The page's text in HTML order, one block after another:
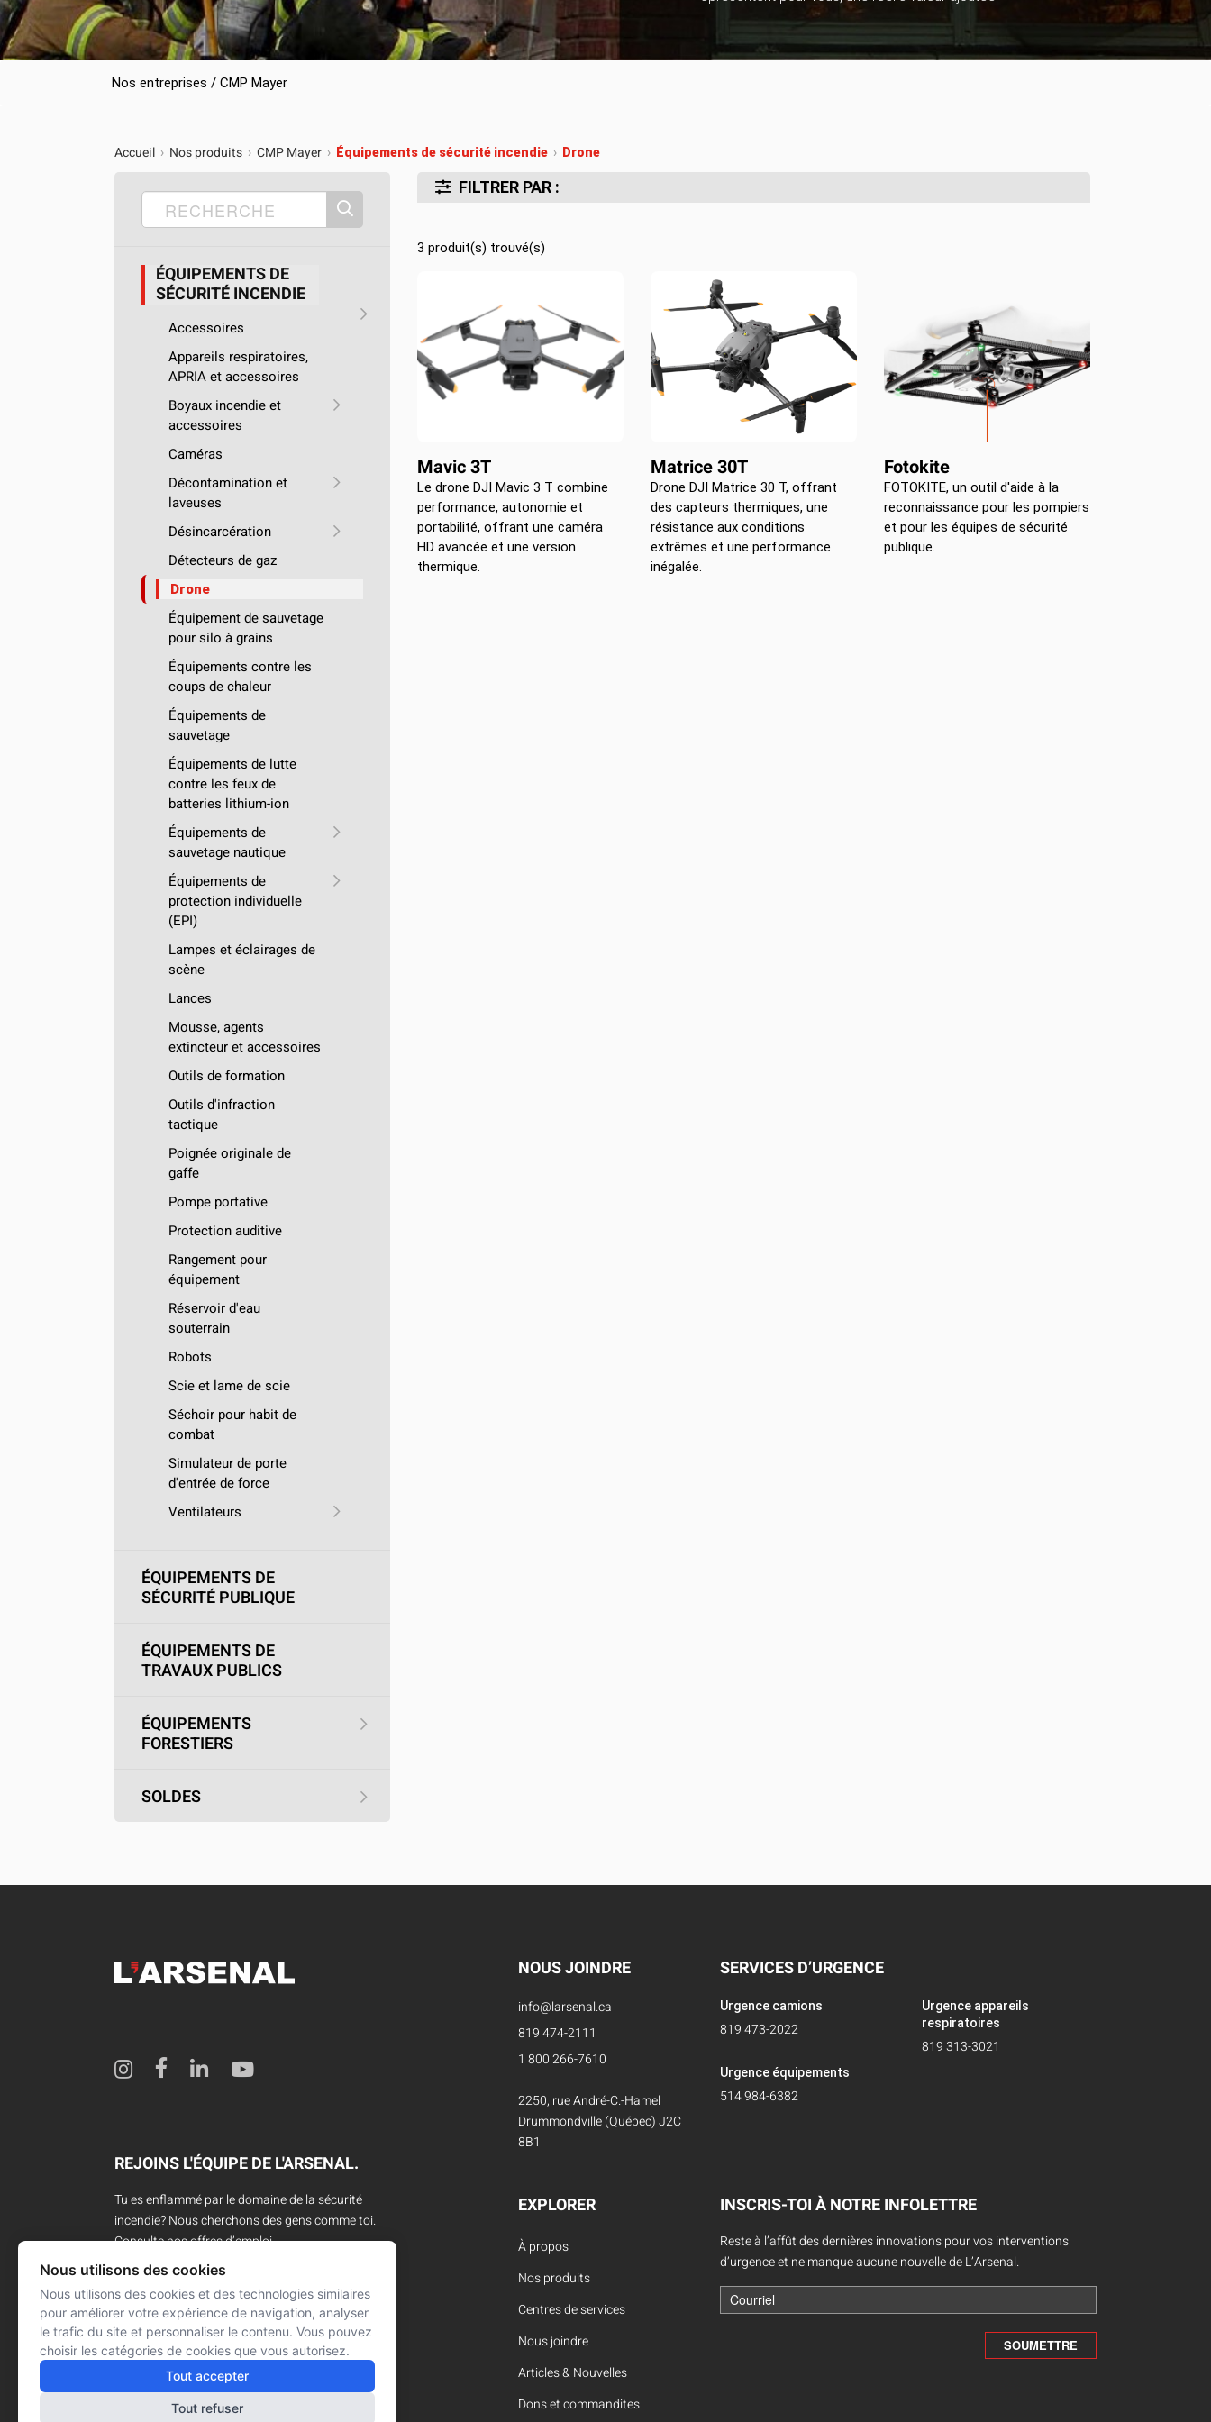
Camions en inventaire usagés
Demande de retour ou d’échange
Démonstration d’équipements
INSPECTION D’ÉCHELLES
CERTIFIÉES NFPA
Location d’habit de combat
Nos entreprises / CMP Mayer
Accueil › Nos produits › CMP Mayer › Équipements de sécurité incendie › Drone
ÉQUIPEMENTS DE
SÉCURITÉ INCENDIE
Accessoires
Appareils respiratoires,
APRIA et accessoires
Boyaux incendie et
accessoires
Caméras
Décontamination et
laveuses
Désincarcération
Détecteurs de gaz
Drone
Équipement de sauvetage
pour silo à grains
Équipements contre les
coups de chaleur
Équipements de
sauvetage
Équipements de lutte
contre les feux de
batteries lithium-ion
Équipements de
sauvetage nautique
Équipements de
protection individuelle
(EPI)
Lampes et éclairages de
scène
Lances
Mousse, agents
extincteur et accessoires
Outils de formation
Outils d'infraction
tactique
Poignée originale de
gaffe
Pompe portative
Protection auditive
Rangement pour
équipement
Réservoir d'eau
souterrain
Robots
Scie et lame de scie
Séchoir pour habit de
combat
Simulateur de porte
d'entrée de force
Ventilateurs
ÉQUIPEMENTS DE
SÉCURITÉ PUBLIQUE
ÉQUIPEMENTS DE
TRAVAUX PUBLICS
ÉQUIPEMENTS
FORESTIERS
SOLDES
FILTRER PAR :
3 produit(s) trouvé(s)
Mavic 3T
Le drone DJI Mavic 3 T combine
performance, autonomie et
portabilité, offrant une caméra
HD avancée et une version
thermique.
Matrice 30T
Drone DJI Matrice 30 T, offrant
des capteurs thermiques, une
résistance aux conditions
extrêmes et une performance
inégalée.
Fotokite
FOTOKITE, un outil d'aide à la
reconnaissance pour les pompiers
et pour les équipes de sécurité
publique.
REJOINS L'ÉQUIPE DE L'ARSENAL.
Tu es enflammé par le domaine de la sécurité
incendie? Nous cherchons des gens comme toi.
Consulte nos offres d’emploi.
CARRIÈRES
NOUS JOINDRE
info@larsenal.ca
819 474-2111
1 800 266-7610
2250, rue André-C.-Hamel
Drummondville (Québec) J2C
8B1
SERVICES D’URGENCE
Urgence camions
819 473-2022
Urgence équipements
514 984-6382
Urgence appareils
respiratoires
819 313-3021
EXPLORER
À propos
Nos produits
Centres de services
Nous joindre
Articles & Nouvelles
Dons et commandites
INSCRIS-TOI À NOTRE INFOLETTRE
Reste à l’affût des dernières innovations pour vos interventions
d’urgence et ne manque aucune nouvelle de L’Arsenal.
Nous utilisons des cookies
Nous utilisons des cookies et des technologies similaires
pour améliorer votre expérience de navigation, analyser
le trafic du site et personnaliser le contenu. Vous pouvez
choisir les catégories de cookies que vous autorisez.
Tout accepter
Tout refuser